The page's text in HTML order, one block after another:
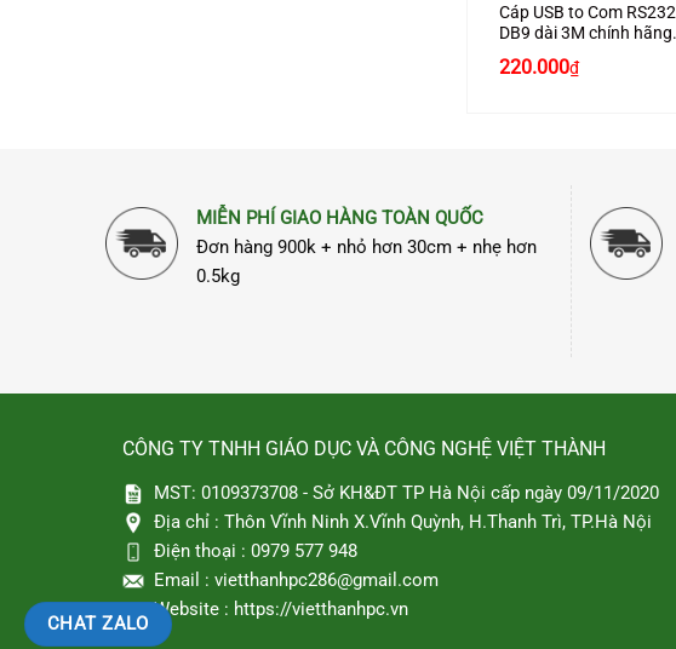
Cáp USB to Com RS232
DB9 dài 3M chính hãng
220.000₫
MIỄN PHÍ GIAO HÀNG TOÀN QUỐC
Đơn hàng 900k + nhỏ hơn 30cm + nhẹ hơn
0.5kg
CÔNG TY TNHH GIÁO DỤC VÀ CÔNG NGHỆ VIỆT THÀNH
MST: 0109373708 - Sở KH&ĐT TP Hà Nội cấp ngày 09/11/2020
Địa chỉ : Thôn Vĩnh Ninh X.Vĩnh Quỳnh, H.Thanh Trì, TP.Hà Nội
Điện thoại : 0979 577 948
Email : vietthanhpc286@gmail.com
Website : https://vietthanhpc.vn
CHAT ZALO